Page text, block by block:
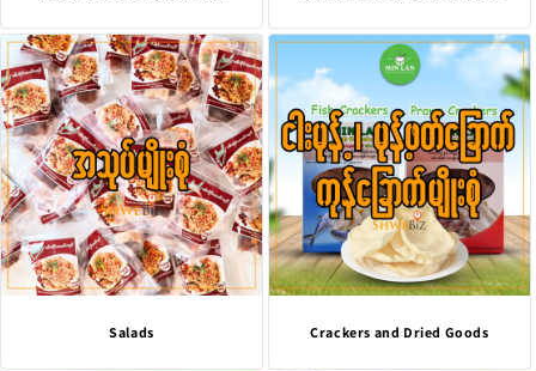
Salads Crackers and Dried Goods